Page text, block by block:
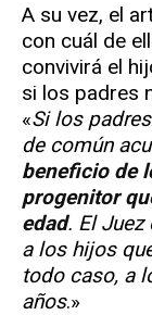
A su vez, el
con cuál de
convivirá el
si los padres
«Si los
de común
beneficio de
progenitor
edad. El Juez
a los hijos
todo caso, a
años.»